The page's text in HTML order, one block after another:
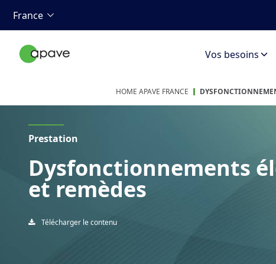
France
Vos besoins
HOME APAVE FRANCE
Prestation
Dysfonctionnements
et remèdes
Télécharger le contenu